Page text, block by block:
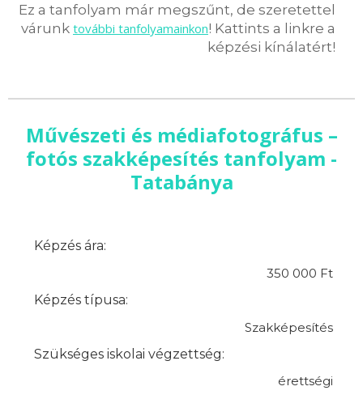
Ez a tanfolyam már megszűnt, de szeretettel
várunk további tanfolyamainkon! Kattints a linkre a
képzési kínálatért!
Művészeti és médiafotográfus –
fotós szakképesítés tanfolyam -
Tatabánya
Képzés ára:
350 000 Ft
Képzés típusa:
Szakképesítés
Szükséges iskolai végzettség:
érettségi